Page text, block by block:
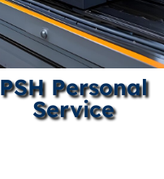
PSH Personal
Service